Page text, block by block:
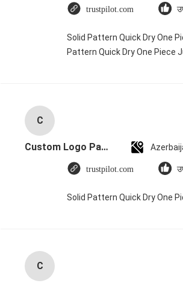
trustpilot.com
Solid Pattern Quick Dry One
Pattern Quick Dry One Piece
C
Custom Logo Paper Cardboard Packing Folding White / Black / Rose Gold Luxury Magnetic Gift Box with Ribbon Closure
trustpilot.com
Solid Pattern Quick Dry One
C